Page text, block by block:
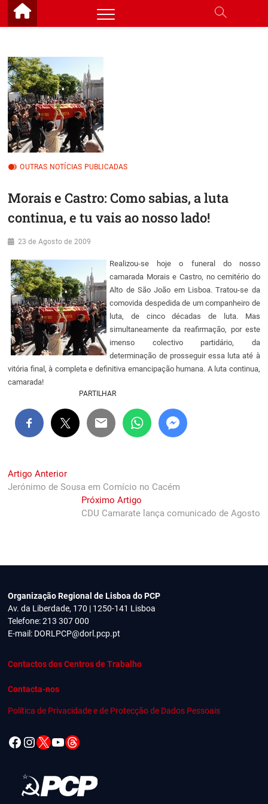
Skip
OUTRAS NOTÍCIAS PUBLICADAS
Morais e Castro: Como sabias, a luta
continua, e tu vais ao nosso lado!
23 de Agosto de 2009
Realizou-se hoje o funeral do nosso
camarada Morais e Castro, no cemitério do
Alto de São João em Lisboa. Tratou-se da
comovida despedida de um companheiro de
luta, de cinco décadas de luta. Mas
simultaneamente da reafirmação, por este
imenso colectivo partidário, da
determinação de prosseguir essa luta até à
vitória final, à completa e definitiva emancipação humana. A luta continua,
camarada!
PARTILHAR
Navegação
de
Artigo AnteriorPrevious
post:
Jerónimo de Sousa em Comício no Cacém
Próximo ArtigoNext
post:
CDU Camarate lança comunicado de Agosto
Organização Regional de Lisboa do PCP
Av. da Liberdade, 170 | 1250-141 Lisboa
Telefone: 213 307 000
E-mail: DORLPCP@dorl.pcp.pt
Contactos dos Centros de Trabalho
Contacta-nos
Política de Privacidade e de Protecção de Dados Pessoais
Facebook
Instagram
X YouTube
Threads